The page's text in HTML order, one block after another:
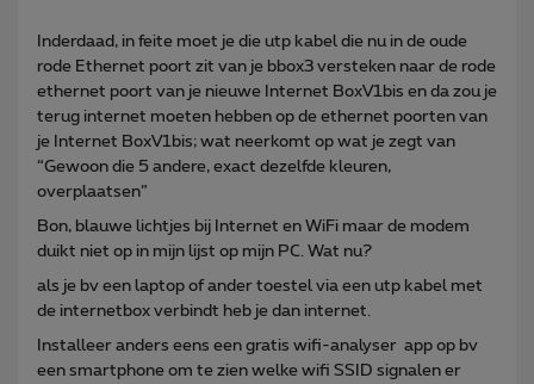
Inderdaad, in feite moet je die utp kabel die nu in de oude
rode Ethernet poort zit van je bbox3 versteken naar de rode
ethernet poort van je nieuwe Internet BoxV1bis en da zou je
terug internet moeten hebben op de ethernet poorten van
je Internet BoxV1bis; wat neerkomt op wat je zegt van
“Gewoon die 5 andere, exact dezelfde kleuren,
overplaatsen”
Bon, blauwe lichtjes bij Internet en WiFi maar de modem
duikt niet op in mijn lijst op mijn PC. Wat nu?
als je bv een laptop of ander toestel via een utp kabel met
de internetbox verbindt heb je dan internet.
Installeer anders eens een gratis wifi-analyser app op bv
een smartphone om te zien welke wifi SSID signalen er